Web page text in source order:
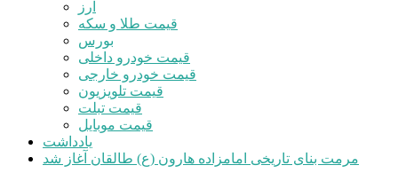
ارز
قیمت طلا و سکه
بورس
قیمت خودرو داخلی
قیمت خودرو خارجی
قیمت تلویزیون
قیمت تبلت
قیمت موبایل
یادداشت
مرمت بنای تاریخی امامزاده هارون (ع) طالقان آغاز شد